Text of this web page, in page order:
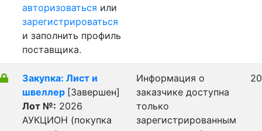
авторизоваться или
зарегистрироваться
и заполнить профиль
поставщика.
Закупка: Лист и
швеллер [Завершен]
Лот №: 2026
АУКЦИОН (покупка
Информация о
заказчике доступна
только
зарегистрированным